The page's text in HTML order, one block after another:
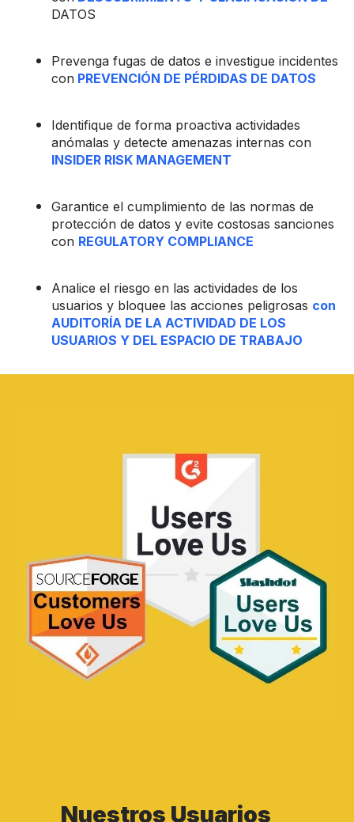
DATOS
Prevenga fugas de datos e investigue incidentes
con PREVENCIÓN DE PÉRDIDAS DE DATOS
Identifique de forma proactiva actividades
anómalas y detecte amenazas internas con
INSIDER RISK MANAGEMENT
Garantice el cumplimiento de las normas de
protección de datos y evite costosas sanciones
con REGULATORY COMPLIANCE
Analice el riesgo en las actividades de los
usuarios y bloquee las acciones peligrosas con
AUDITORÍA DE LA ACTIVIDAD DE LOS
USUARIOS Y DEL ESPACIO DE TRABAJO
Nuestros Usuarios